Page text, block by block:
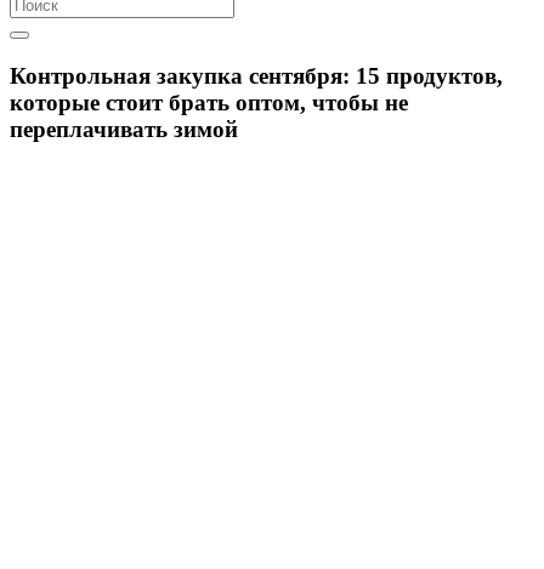
Контрольная закупка сентября: 15 продуктов,
которые стоит брать оптом, чтобы не
переплачивать зимой